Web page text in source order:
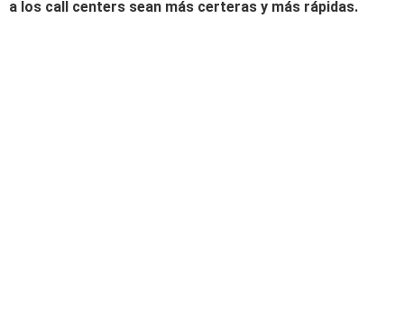
a los call centers sean más certeras y más rápidas.